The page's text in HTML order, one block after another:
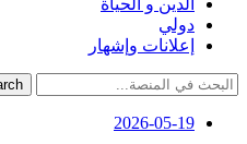
دولي
إعلانات وإشهار
2026-05-19